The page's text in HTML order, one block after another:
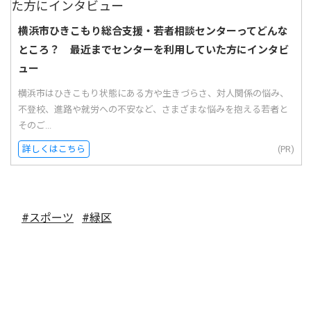
横浜市ひきこもり総合支援・若者相談センターってどんな
ところ？ 最近までセンターを利用していた方にインタビ
ュー
横浜市はひきこもり状態にある方や生きづらさ、対人関係の悩み、
不登校、進路や就労への不安など、さまざまな悩みを抱える若者と
そのご...
詳しくはこちら (PR)
#スポーツ #緑区